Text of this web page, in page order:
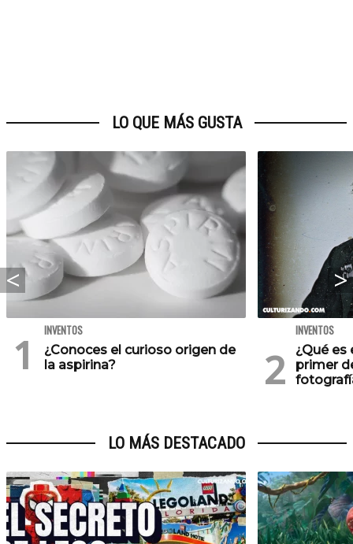
LO QUE MÁS GUSTA
INVENTOS
¿Conoces el curioso origen de
la aspirina?
INVENTOS
¿Qué es
primer
LO MÁS DESTACADO